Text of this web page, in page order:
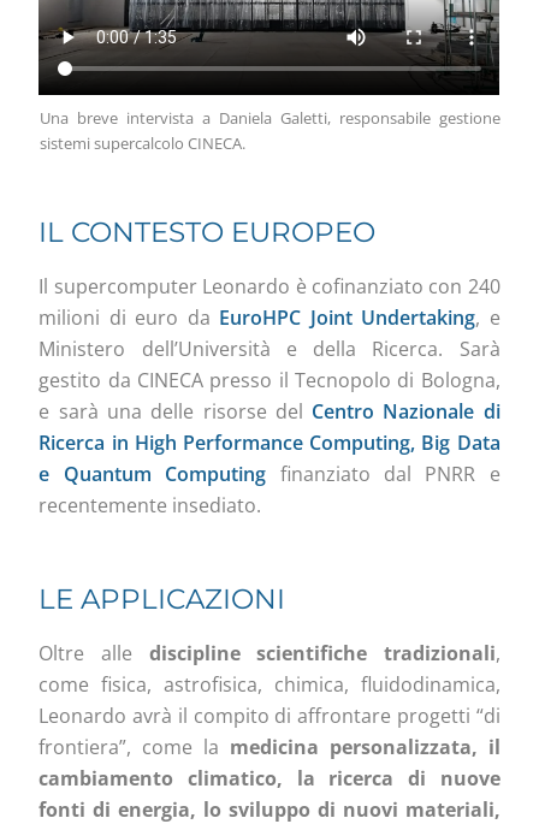
Una breve intervista a Daniela Galetti, responsabile gestione
sistemi supercalcolo CINECA.
IL CONTESTO EUROPEO
Il supercomputer Leonardo è cofinanziato con 240
milioni di euro da EuroHPC Joint Undertaking, e
Ministero dell’Università e della Ricerca. Sarà
gestito da CINECA presso il Tecnopolo di Bologna,
e sarà una delle risorse del Centro Nazionale di
Ricerca in High Performance Computing, Big Data
e Quantum Computing finanziato dal PNRR e
recentemente insediato.
LE APPLICAZIONI
Oltre alle discipline scientifiche tradizionali,
come fisica, astrofisica, chimica, fluidodinamica,
Leonardo avrà il compito di affrontare progetti “di
frontiera”, come la medicina personalizzata, il
cambiamento climatico, la ricerca di nuove
fonti di energia, lo sviluppo di nuovi materiali,